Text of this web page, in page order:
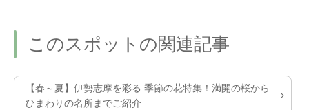
このスポットの関連記事
【春～夏】伊勢志摩を彩る 季節の花特集！満開の桜から
ひまわりの名所までご紹介